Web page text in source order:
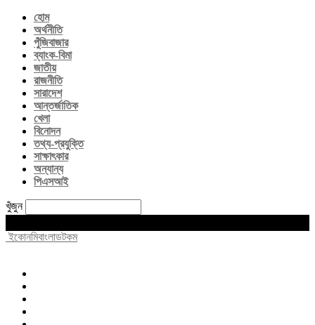
হোম
অর্থনীতি
পুঁজিবাজার
ব্যাংক-বিমা
জাতীয়
রাজনীতি
সারাদেশ
আন্তর্জাতিক
খেলা
বিনোদন
তথ্য-প্রযুক্তি
সাক্ষাৎকার
অন্যান্য
পিএসআই
খুঁজুন
ইকোনমিবাংলাডটকম